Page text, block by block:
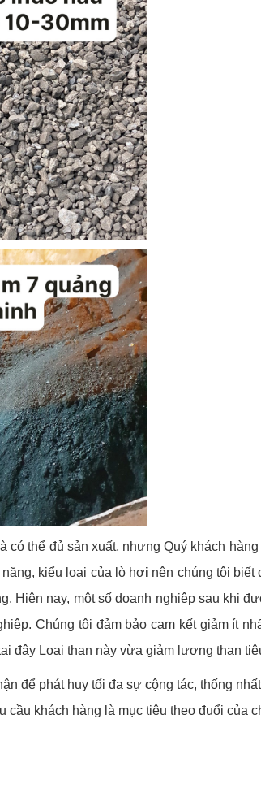
thể đủ sản xuất, nhưng Quý khách
kiểu loại của lò hơi nên chúng tôi
Hiện nay, một số doanh nghiệp sau khi
Chúng tôi đảm bảo cam kết giảm ít
đây Loại than này vừa giảm lượng than
để phát huy tối đa sự cộng tác, thống
khách hàng là mục tiêu theo đuổi của